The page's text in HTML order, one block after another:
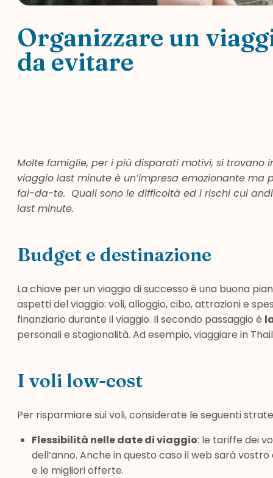
Organizzare un
da evitare
Molte famiglie, per i più disparati motivi, si trovano
viaggio last minute è un’impresa emozionante ma
fai-da-te. Quali sono le difficoltà ed i rischi cui
last minute.
Budget e destinazione
La chiave per un viaggio di successo è una buona
aspetti del viaggio: voli, alloggio, cibo, attrazioni e
finanziario durante il viaggio. Il secondo passaggio è
personali e stagionalità. Ad esempio, viaggiare in
I voli low-cost
Per risparmiare sui voli, considerate le seguenti
Flessibilità nelle date di viaggio: le tariffe dei
dell’anno. Anche in questo caso il web sarà
e le migliori offerte.